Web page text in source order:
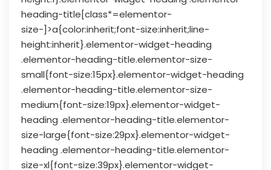
heading-title[class*=elementor-
size-]>a{color:inherit;font-size:inherit;line-
height:inherit}.elementor-widget-heading
.elementor-heading-title.elementor-size-
small{font-size:15px}.elementor-widget-heading
.elementor-heading-title.elementor-size-
medium{font-size:19px}.elementor-widget-
heading .elementor-heading-title.elementor-
size-large{font-size:29px}.elementor-widget-
heading .elementor-heading-title.elementor-
size-xl{font-size:39px}.elementor-widget-